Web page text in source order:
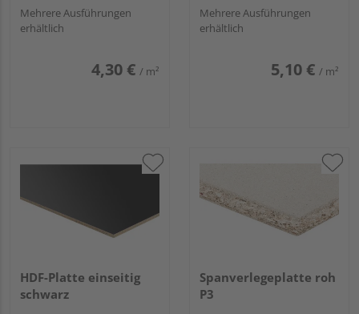
Mehrere Ausführungen
erhältlich
4,30 € / m²
Mehrere Ausführungen
erhältlich
5,10 € / m²
HDF-Platte einseitig
schwarz
Spanverlegeplatte roh
P3